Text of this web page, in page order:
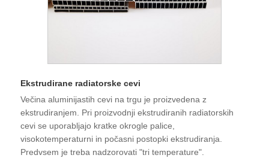
Ekstrudirane radiatorske cevi
Večina aluminijastih cevi na trgu je proizvedena z
ekstrudiranjem. Pri proizvodnji ekstrudiranih radiatorskih
cevi se uporabljajo kratke okrogle palice,
visokotemperaturni in počasni postopki ekstrudiranja.
Predvsem je treba nadzorovati "tri temperature".